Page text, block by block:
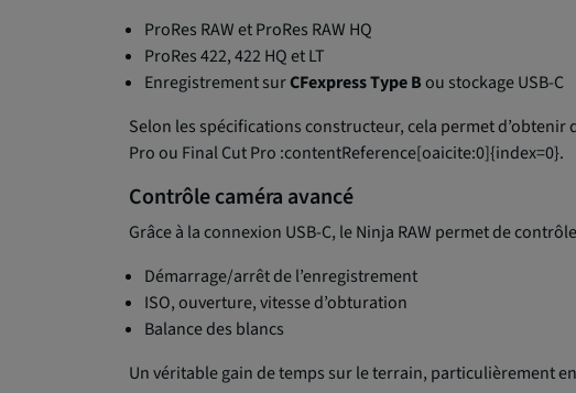
ProRes RAW et ProRes RAW HQ
ProRes 422, 422 HQ et LT
Enregistrement surCFexpress Type Bou stockage USB-C
Selon les spécifications constructeur, cela permet
Pro ou Final Cut Pro :contentReference[oaicite:0]{index=0}.
Contrôle caméra avancé
Grâce à la connexion USB-C, le Ninja RAW permet de
Démarrage/arrêt de l’enregistrement
ISO, ouverture, vitesse d’obturation
Balance des blancs
Un véritable gain de temps sur le terrain, particulièrement